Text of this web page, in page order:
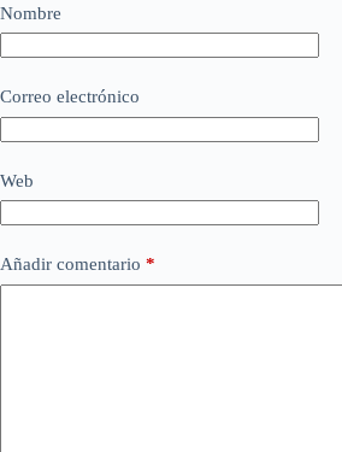
Nombre
Correo electrónico
Web
Añadir comentario *